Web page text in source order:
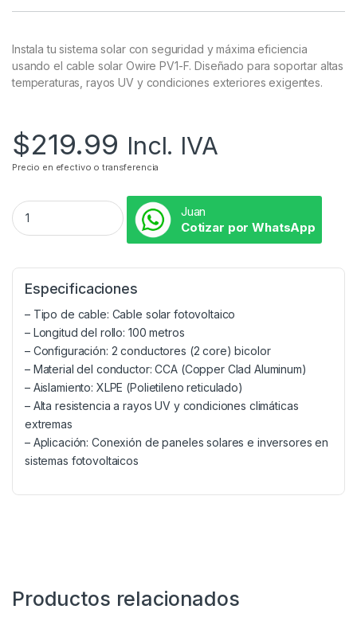
Instala tu sistema solar con seguridad y máxima eficiencia
usando el cable solar Owire PV1-F. Diseñado para soportar altas
temperaturas, rayos UV y condiciones exteriores exigentes.
$219.99 Incl. IVA
Precio en efectivo o transferencia
Juan
Cotizar por WhatsApp
Especificaciones
– Tipo de cable: Cable solar fotovoltaico
– Longitud del rollo: 100 metros
– Configuración: 2 conductores (2 core) bicolor
– Material del conductor: CCA (Copper Clad Aluminum)
– Aislamiento: XLPE (Polietileno reticulado)
– Alta resistencia a rayos UV y condiciones climáticas
extremas
– Aplicación: Conexión de paneles solares e inversores en
sistemas fotovoltaicos
Productos relacionados